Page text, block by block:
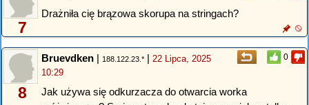
7
Drażniła cię brązowa skorupa na stringach?
0
8
Bruevdken | 188.122.23.* | 22 Lipca, 2025
10:29
Jak używa się odkurzacza do otwarcia worka